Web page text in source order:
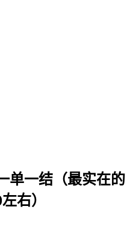
单一结（最实在的
右）